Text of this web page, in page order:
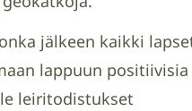
jälkeen kaikki
lappuun positiivisia
leiritodistukset